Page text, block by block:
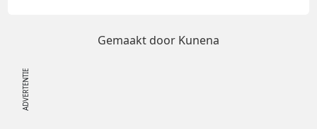
Gemaakt door Kunena